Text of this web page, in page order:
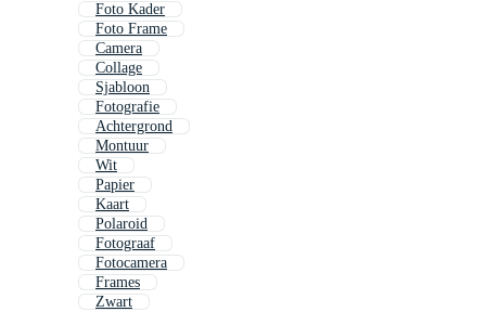
Foto Kader
Foto Frame
Camera
Collage
Sjabloon
Fotografie
Achtergrond
Montuur
Wit
Papier
Kaart
Polaroid
Fotograaf
Fotocamera
Frames
Zwart